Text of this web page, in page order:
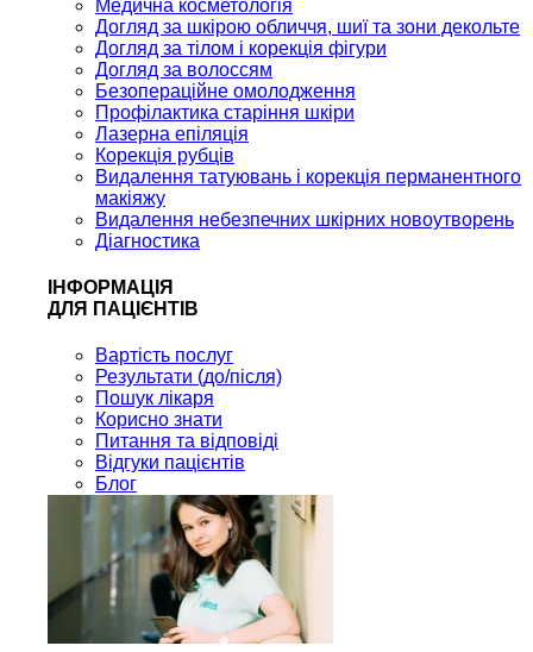
Медична косметологія
Догляд за шкірою обличчя, шиї та зони декольте
Догляд за тілом і корекція фігури
Догляд за волоссям
Безопераційне омолодження
Профілактика старіння шкіри
Лазерна епіляція
Корекція рубців
Видалення татуювань і корекція перманентного
макіяжу
Видалення небезпечних шкірних новоутворень
Діагностика
ІНФОРМАЦІЯ
ДЛЯ ПАЦІЄНТІВ
Вартість послуг
Результати (до/після)
Пошук лікаря
Корисно знати
Питання та відповіді
Відгуки пацієнтів
Блог